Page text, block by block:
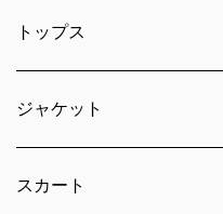
トップス
ジャケット
スカート